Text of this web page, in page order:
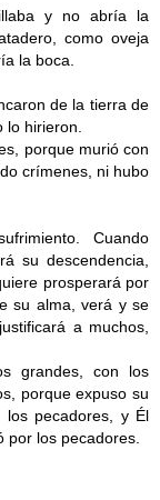
y no abría la
como oveja
la boca.
de la tierra de
hirieron.
porque murió con
crímenes, ni hubo
Cuando
su descendencia,
prosperará por
su alma, verá y se
a muchos,
grandes, con los
porque expuso su
pecadores, y Él
por los pecadores.